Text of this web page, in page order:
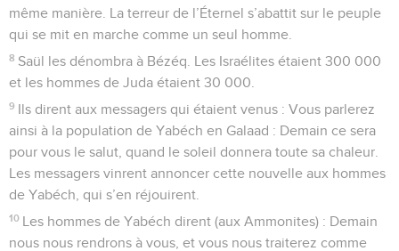
même manière. La terreur de l’Éternel s’abattit sur le peuple
qui se mit en marche comme un seul homme.
8 Saül les dénombra à Bézéq. Les Israélites étaient 300 000
et les hommes de Juda étaient 30 000.
9 Ils dirent aux messagers qui étaient venus : Vous parlerez
ainsi à la population de Yabéch en Galaad : Demain ce sera
pour vous le salut, quand le soleil donnera toute sa chaleur.
Les messagers vinrent annoncer cette nouvelle aux hommes
de Yabéch, qui s’en réjouirent.
10 Les hommes de Yabéch dirent (aux Ammonites) : Demain
nous nous rendrons à vous, et vous nous traiterez comme